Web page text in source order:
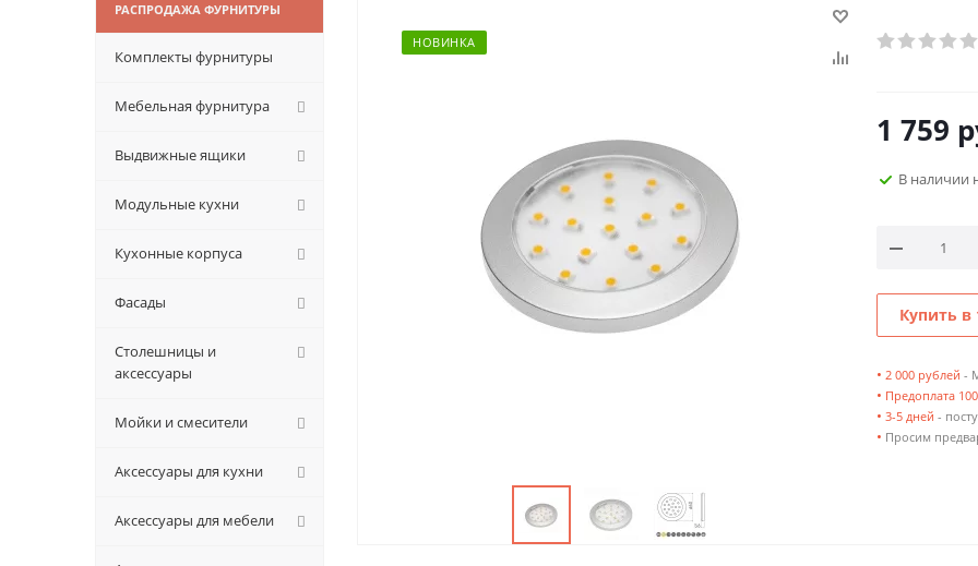
НОВИНКА
1 759
В наличии
Купить в
• 2 000 рублей -
• Предоплата
• 3-5 дней -
• Просим
РАСПРОДАЖА ФУРНИТУРЫ
Комплекты фурнитуры
Мебельная фурнитура
Выдвижные ящики
Модульные кухни
Кухонные корпуса
Фасады
Столешницы и
аксессуары
Мойки и смесители
Аксессуары для кухни
Аксессуары для мебели